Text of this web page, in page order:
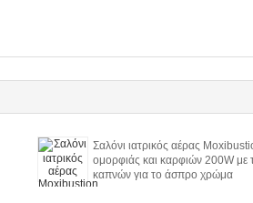
Σαλόνι ιατρικός αέρας
ομορφιάς και καρφιών 200W με
καπνών για το άσπρο χρώμα